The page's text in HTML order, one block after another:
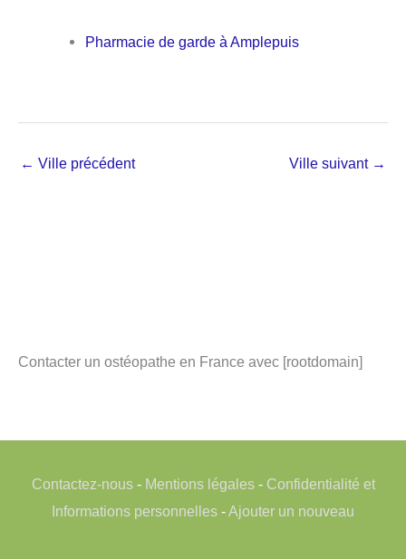
Pharmacie de garde à Amplepuis
← Ville précédent Ville suivant →
Contacter un ostéopathe en France avec [rootdomain]
Contactez-nous- Mentions légales- Confidentialité et
Informations personnelles -Ajouter un nouveau